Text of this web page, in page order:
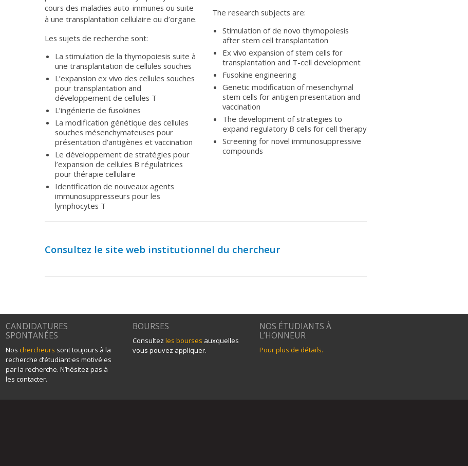
cours des maladies auto-immunes ou suite
à une transplantation cellulaire ou d’organe.
Les sujets de recherche sont:
La stimulation de la thymopoiesis suite à
une transplantation de cellules souches
L’expansion ex vivo des cellules souches
pour transplantation and
développement de cellules T
L’ingénierie de fusokines
La modification génétique des cellules
souches mésenchymateuses pour
présentation d’antigènes et vaccination
Le développement de stratégies pour
l’expansion de cellules B régulatrices
pour thérapie cellulaire
Identification de nouveaux agents
immunosuppresseurs pour les
lymphocytes T
The research subjects are:
Stimulation ofde novo thymopoiesis
after stem cell transplantation
Ex vivo expansion of stem cells for
transplantation and T-cell development
Fusokine engineering
Genetic modification of mesenchymal
stem cells for antigen presentation and
vaccination
The development of strategies to
expand regulatory B cells for cell therapy
Screening for novel immunosuppressive
compounds
Consultez le site web institutionnel du chercheur
CANDIDATURES
SPONTANÉES
Nos chercheurs sont toujours à la
recherche d’étudiant·es motivé·es
par la recherche. N’hésitez pas à
les contacter.
BOURSES
Consultez les bourses auxquelles
vous pouvez appliquer.
NOS ÉTUDIANTS À
L’HONNEUR
Pour plus de détails.